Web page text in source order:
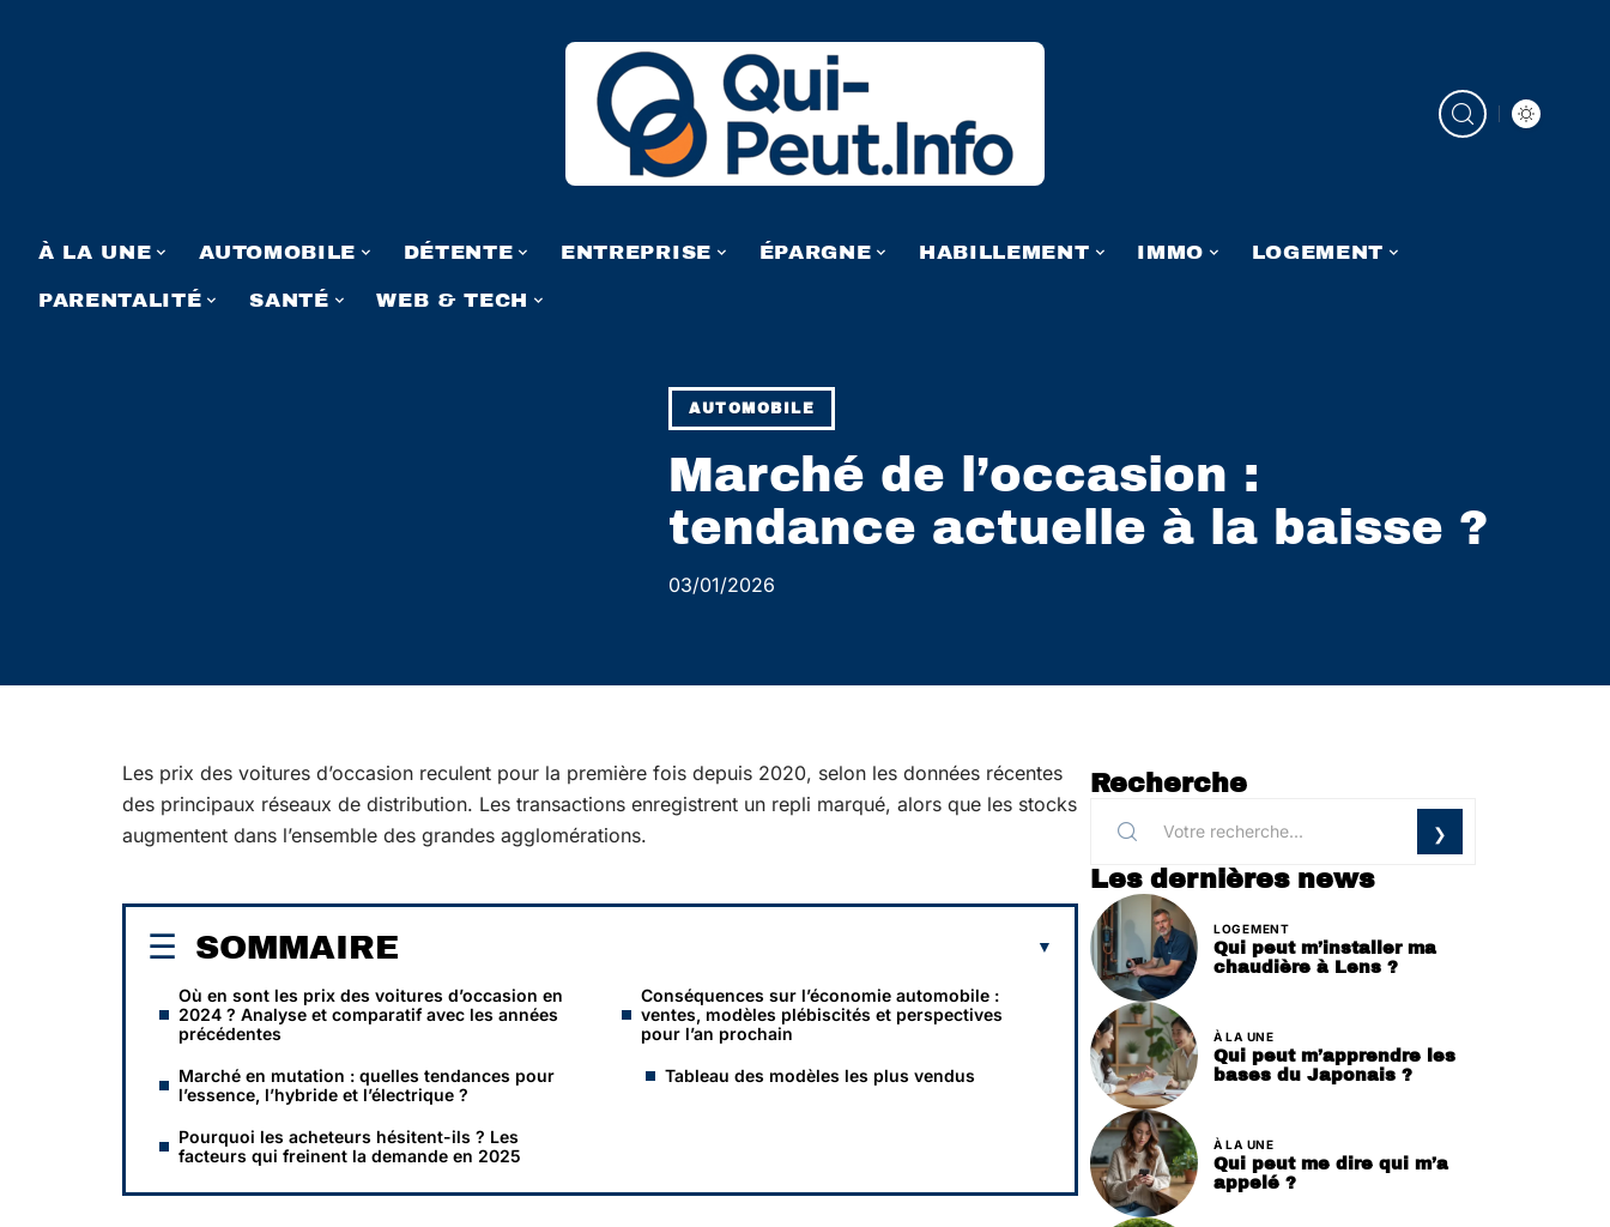
À LA UNE AUTOMOBILE DÉTENTE ENTREPRISE ÉPARGNE HABILLEMENT IMMO LOGEMENT
PARENTALITÉ SANTÉ WEB & TECH
AUTOMOBILE
Marché de l’occasion :
tendance actuelle à la baisse ?
03/01/2026
Les prix des voitures d’occasion reculent pour la première fois depuis 2020, selon les données récentes
des principaux réseaux de distribution. Les transactions enregistrent un repli marqué, alors que les stocks
augmentent dans l’ensemble des grandes agglomérations.
SOMMAIRE
Où en sont les prix des voitures d’occasion en
2024 ? Analyse et comparatif avec les années
précédentes
Marché en mutation : quelles tendances pour
l’essence, l’hybride et l’électrique ?
Pourquoi les acheteurs hésitent-ils ? Les
facteurs qui freinent la demande en 2025
Conséquences sur l’économie automobile :
ventes, modèles plébiscités et perspectives
pour l’an prochain
Tableau des modèles les plus vendus
Recherche
Les dernières news
LOGEMENT
Qui peut m’installer ma
chaudière à Lens ?
À LA UNE
Qui peut m’apprendre les
bases du Japonais ?
À LA UNE
Qui peut me dire qui m’a
appelé ?